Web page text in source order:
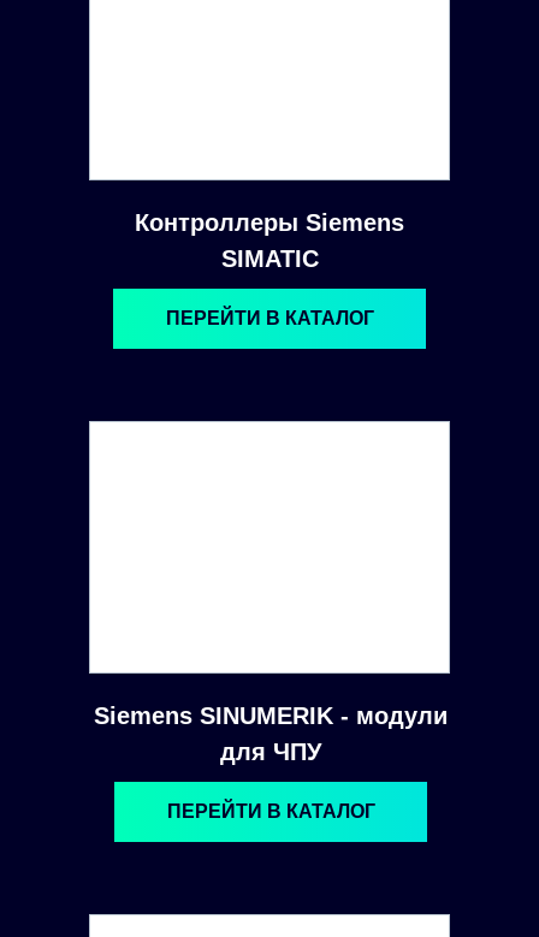
Контроллеры Siemens
SIMATIC
Siemens SINUMERIK - модули
для ЧПУ
ПЕРЕЙТИ В КАТАЛОГ
ПЕРЕЙТИ В КАТАЛОГ